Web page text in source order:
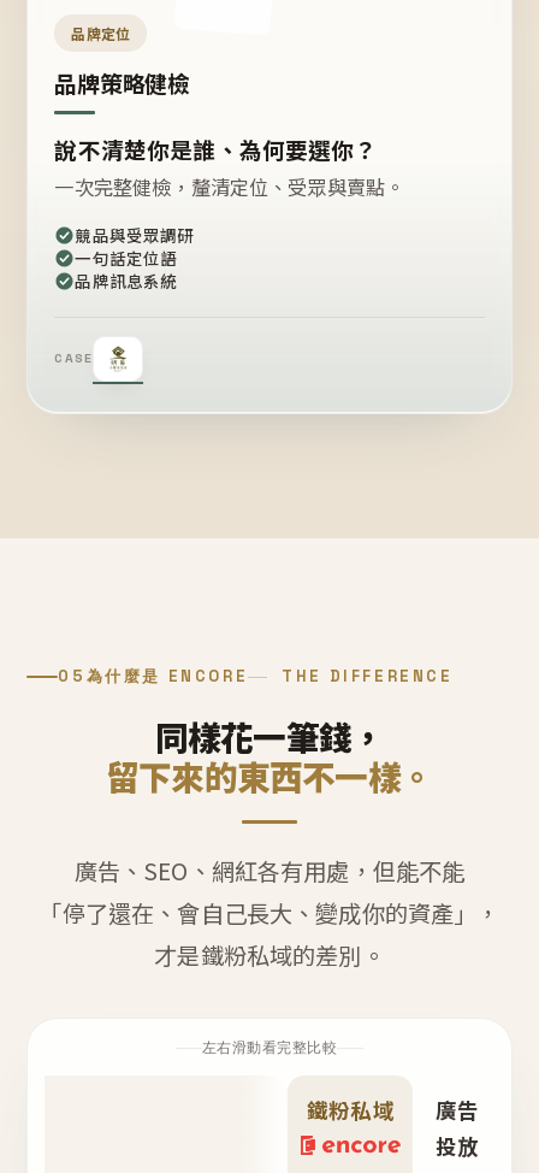
品牌定位
品牌策略健檢
說不清楚你是誰、為何要選你？
一次完整健檢，釐清定位、受眾與賣點。
競品與受眾調研
一句話定位語
品牌訊息系統
CASE
05 為什麼是 ENCORE THE DIFFERENCE
同樣花一筆錢，
留下來的東西不一樣。
廣告、SEO、網紅各有用處，但能不能
「停了還在、會自己長大、變成你的資產」，
才是鐵粉私域的差別。
左右滑動看完整比較
鐵粉私域
廣告
投放